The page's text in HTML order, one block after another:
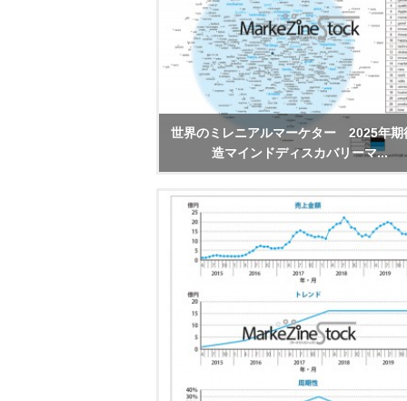
世界のミレニアルマーケター 2025年期
造マインドディスカバリーマ...